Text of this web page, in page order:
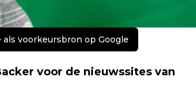
als voorkeursbron op Google
voor de nieuwssites van